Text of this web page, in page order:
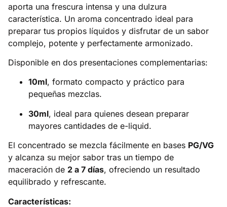
aporta una frescura intensa y una dulzura
característica. Un aroma concentrado ideal para
preparar tus propios líquidos y disfrutar de un sabor
complejo, potente y perfectamente armonizado.
Disponible en dos presentaciones complementarias:
10ml, formato compacto y práctico para
pequeñas mezclas.
30ml, ideal para quienes desean preparar
mayores cantidades de e-liquid.
El concentrado se mezcla fácilmente en bases PG/VG
y alcanza su mejor sabor tras un tiempo de
maceración de 2 a 7 días, ofreciendo un resultado
equilibrado y refrescante.
Características: